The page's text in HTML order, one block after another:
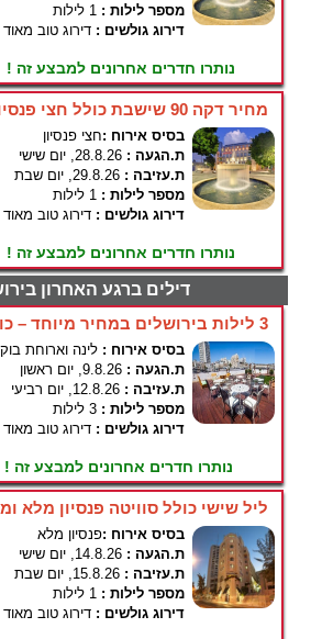
מספר לילות : 1 לילות
דירוג גולשים : דירוג טוב מאוד
נותרו חדרים אחרונים למבצע זה !
מחיר דקה 90 שישבת כולל חצי פנסיון ועזיבה במוצ``ש
בסיס אירוח :חצי פנסיון
ת.הגעה : 28.8.26, יום שישי
ת.עזיבה : 29.8.26, יום שבת
מספר לילות : 1 לילות
דירוג גולשים : דירוג טוב מאוד
נותרו חדרים אחרונים למבצע זה !
דילים ברגע האחרון
3 לילות בירושלים במחיר מיוחד – כולל ארוחת בוקר
בסיס אירוח : לינה וארוחת
ת.הגעה : 9.8.26, יום ראשון
ת.עזיבה : 12.8.26, יום רביעי
מספר לילות : 3 לילות
דירוג גולשים : דירוג טוב מאוד
נותרו חדרים אחרונים למבצע זה !
ליל שישי כולל סוויטה פנסיון מלא
בסיס אירוח :פנסיון מלא
ת.הגעה : 14.8.26, יום שישי
ת.עזיבה : 15.8.26, יום שבת
מספר לילות : 1 לילות
דירוג גולשים : דירוג טוב מאוד